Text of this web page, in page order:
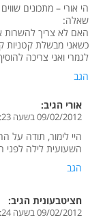
הי אורי – מתכונים
שאלה:
האם לא צריך להשרות
כשאני מבשלת קטניות
לגמרי ואני צריכה
הגב
אורי הגיב:
09/02/2012 בשעה 9:23
היי לימור, תודה על
השעועית לילה לפני
הגב
חציטבעונית הגיב:
09/02/2012 בשעה 18:24